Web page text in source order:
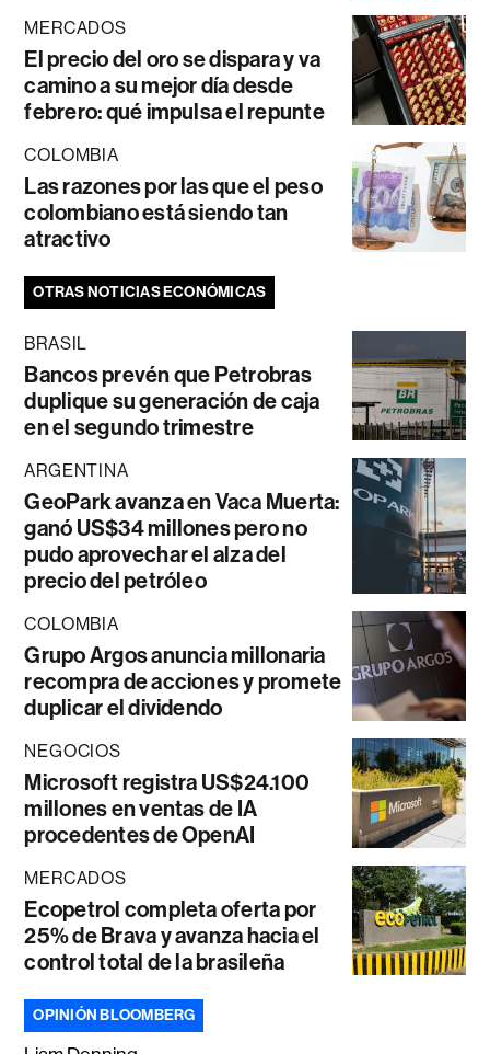
MERCADOS
El precio del oro se dispara y va
camino a su mejor día desde
febrero: qué impulsa el repunte
COLOMBIA
Las razones por las que el peso
colombiano está siendo tan
atractivo
OTRAS NOTICIAS ECONÓMICAS
BRASIL
Bancos prevén que Petrobras
duplique su generación de caja
en el segundo trimestre
ARGENTINA
GeoPark avanza en Vaca Muerta:
ganó US$34 millones pero no
pudo aprovechar el alza del
precio del petróleo
COLOMBIA
Grupo Argos anuncia millonaria
recompra de acciones y promete
duplicar el dividendo
NEGOCIOS
Microsoft registra US$24.100
millones en ventas de IA
procedentes de OpenAI
MERCADOS
Ecopetrol completa oferta por
25% de Brava y avanza hacia el
control total de la brasileña
OPINIÓN BLOOMBERG